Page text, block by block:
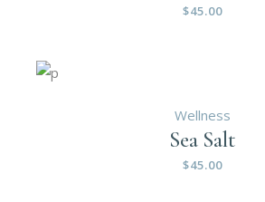
$45.00
Wellness
Sea Salt
$45.00